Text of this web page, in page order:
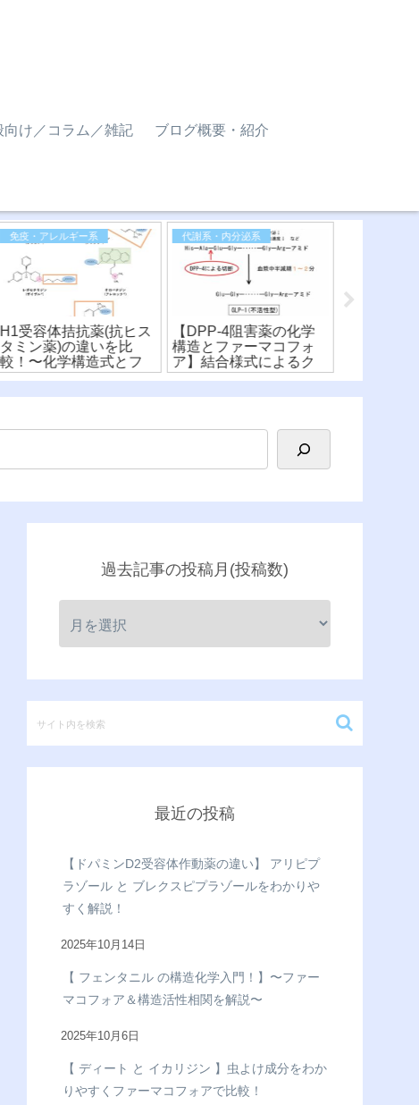
向け／コラム／雑記 ブログ概要・紹介
免疫・アレルギー系
H1受容体拮抗薬(抗ヒス
タミン薬)の違いを比
較！〜化学構造式とフ
ァーマコフォア〜(※有
代謝系・内分泌系
【DPP-4阻害薬の化学
構造とファーマコフォ
ア】結合様式によるク
ラス分けと比較！
過去記事の投稿月(投稿数)
最近の投稿
【ドパミンD2受容体作動薬の違い】 アリピプ
ラゾール と ブレクスピプラゾールをわかりや
すく解説！
2025年10月14日
【 フェンタニル の構造化学入門！】〜ファー
マコフォア＆構造活性相関を解説〜
2025年10月6日
【 ディート と イカリジン 】虫よけ成分をわか
りやすくファーマコフォアで比較！